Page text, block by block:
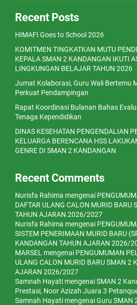
Recent Posts
HIMAFI Goes to School 2026
KOMITMEN TINGKATKAN MUTU
KEPALA SMAN 2 KANDANGAN IKUTI
LINGKUNGAN BELAJAR TAHUN 2026
Jumat Kolaborasi, Guru Wali Bertemu
Perkuat Pendampingan
Rapat Koordinasi Bulanan Bahas
Tenaga Kependidikan
DINAS KESEHATAN PENGENDALIAN
KELUARGA BERENCANA HSS
GENRE DI SMAN 2 KANDANGAN
Recent Comments
Nurisfa Rahima mengenai
DAFTAR ULANG CALON MURID BARU
TAHUN AJARAN 2026/2027
Nurisfa Rahima mengenai
SISTEM PENERIMAAN MURID BARU
KANDANGAN TAHUN AJARAN 2026/
MARSEL mengenai PENGUMUMAN
ULANG CALON MURID BARU SMAN 2
AJARAN 2026/2027
Samnah Hayati mengenaiSMAN 2
Prestasi, Noor Azizah Juara 3
Samnah Hayati mengenaiGuru SMAN